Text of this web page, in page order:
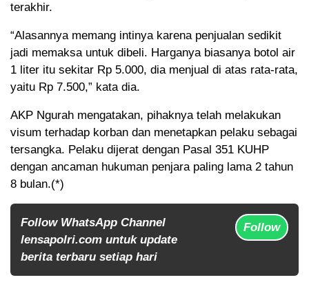
terakhir.
“Alasannya memang intinya karena penjualan sedikit
jadi memaksa untuk dibeli. Harganya biasanya botol air
1 liter itu sekitar Rp 5.000, dia menjual di atas rata-rata,
yaitu Rp 7.500,” kata dia.
AKP Ngurah mengatakan, pihaknya telah melakukan
visum terhadap korban dan menetapkan pelaku sebagai
tersangka. Pelaku dijerat dengan Pasal 351 KUHP
dengan ancaman hukuman penjara paling lama 2 tahun
8 bulan.(*)
Follow WhatsApp Channel
lensapolri.com untuk update
berita terbaru setiap hari
Follow